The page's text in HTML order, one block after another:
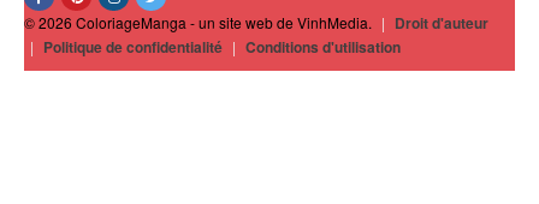
© 2026 ColoriageManga - un site web de VinhMedia. | Droit d'auteur
| Politique de confidentialité | Conditions d'utilisation